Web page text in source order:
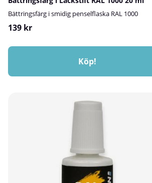
Bättringsfärg i smidig penselflaska RAL 1000
139 kr
Köp!